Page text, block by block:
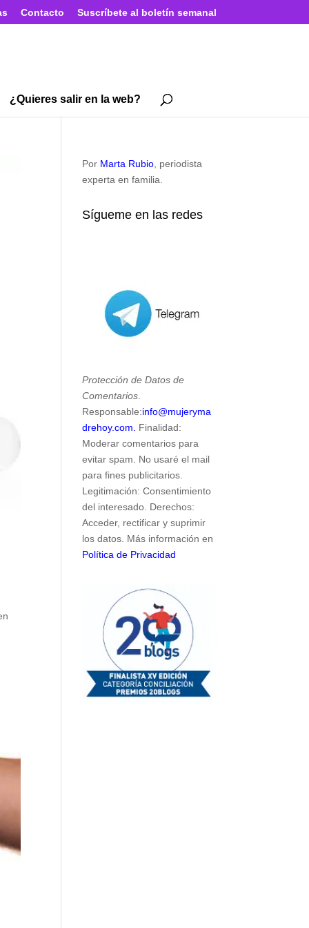
Contacto Suscríbete al boletín semanal
¿Quieres salir en la web?
Por Marta Rubio , periodista
experta en familia.
Sígueme en las redes
Protección de Datos de
Comentarios
Responsable:info@mujeryma
drehoy.com.
Finalidad:
Moderar comentarios para
evitar spam. No usaré el mail
para fines publicitarios.
Legitimación: Consentimiento
del interesado. Derechos:
Acceder, rectificar y suprimir
los datos. Más información en
Política de Privacidad